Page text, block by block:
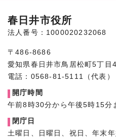
春日井市役所
法人番号：1000020232068
〒486-8686
愛知県春日井市鳥居松町5丁目
電話：0568-81-5111（代表）
開庁時間
午前8時30分から午後5時15分
閉庁日
土曜日、日曜日、祝日、年末